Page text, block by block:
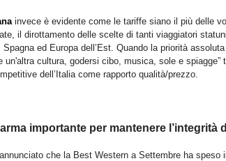
invece è evidente come le tariffe siano il più delle
il dirottamento delle scelte di tanti viaggiatori
ed Europa dell’Est. Quando la priorità
un'altra cultura, godersi cibo, musica, sole e spiagge”
dell’Italia come rapporto qualità/prezzo.
importante per mantenere l’integrità
che la Best Western a Settembre ha speso